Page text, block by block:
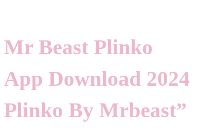
Mr Beast Plinko
App Download 2024
Plinko By Mrbeast”